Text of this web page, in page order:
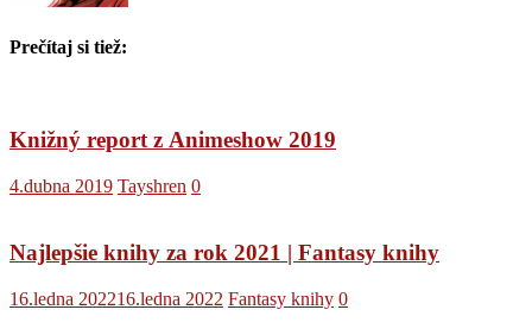
Prečítaj si tiež:
Knižný report z Animeshow 2019
4.dubna 2019 Tayshren 0
Najlepšie knihy za rok 2021 | Fantasy knihy
16.ledna 202216.ledna 2022 Fantasy knihy 0